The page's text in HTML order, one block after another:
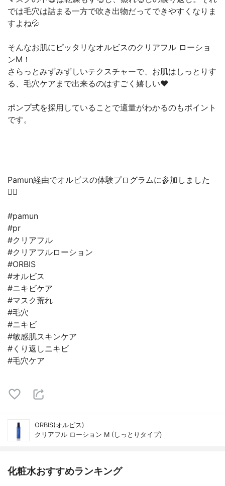
では毛穴は詰まる一方で吹き出物だってできやすくなりま
すよね💦
そんなお肌にピッタリなオルビスのクリアフル ローショ
ンM！
さらっとみずみずしいテクスチャーで、お肌はしっとりす
る、毛穴ケアまで出来るのはすごく嬉しい❤️
ポンプ式を採用していることで適量がわかるのもポイント
です。
Pamun経由でオルビスの体験プログラムに参加しました
🙇‍♀️
#pamun
#pr
#クリアフル
#クリアフルローション
#ORBIS
#オルビス
#ニキビケア
#マスク荒れ
#毛穴
#ニキビ
#敏感肌スキンケア
#くり返しニキビ
#毛穴ケア
ORBIS(オルビス)
クリアフル ローション M (しっとりタイプ)
化粧水おすすめランキング